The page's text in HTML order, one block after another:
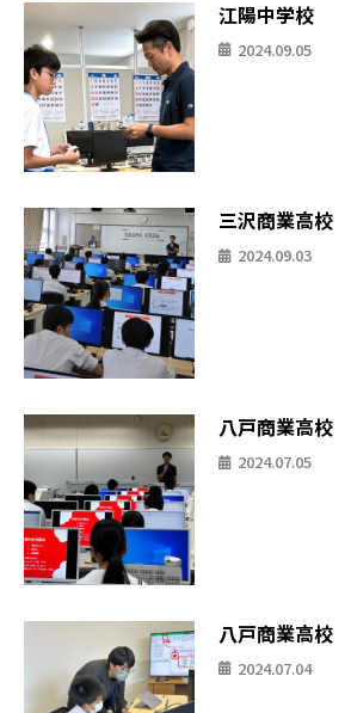
江陽中学校
2024.09.05
三沢商業高校
2024.09.03
八戸商業高校
2024.07.05
八戸商業高校
2024.07.04